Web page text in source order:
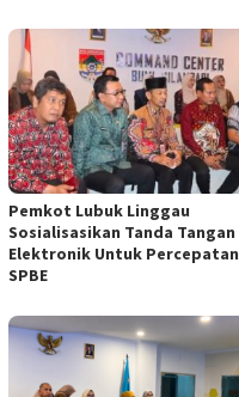
Pemkot Lubuk Linggau
Sosialisasikan Tanda Tangan
Elektronik Untuk Percepatan
SPBE